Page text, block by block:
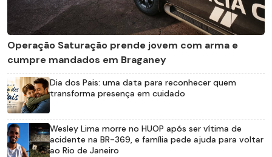
Operação Saturação prende jovem com arma e
cumpre mandados em Braganey
Dia dos Pais: uma data para reconhecer quem
transforma presença em cuidado
Wesley Lima morre no HUOP após ser vítima de
acidente na BR-369, e família pede ajuda para voltar
ao Rio de Janeiro